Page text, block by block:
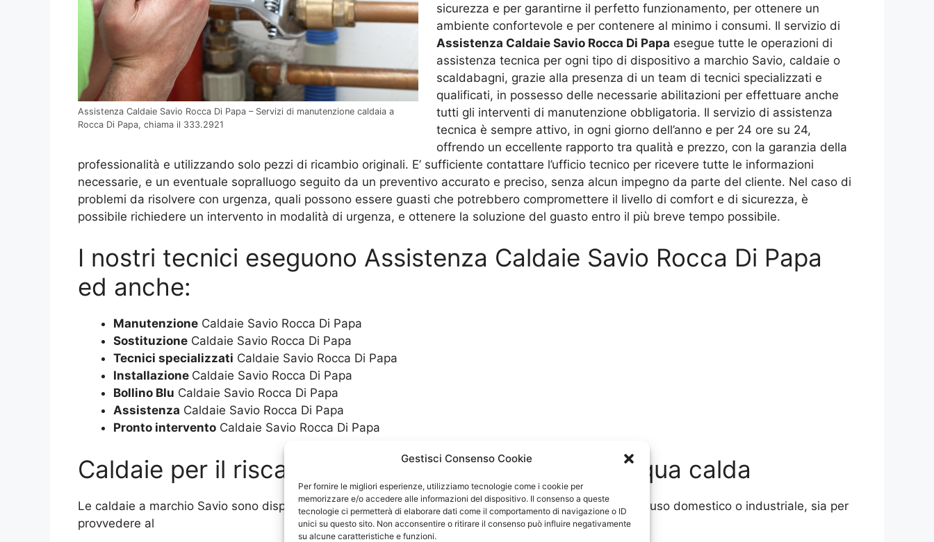
Gestisci Consenso Cookie
Per fornire le migliori esperienze, utilizziamo tecnologie come i cookie per
memorizzare e/o accedere alle informazioni del dispositivo. Il consenso a queste
tecnologie ci permetterà di elaborare dati come il comportamento di navigazione o ID
unici su questo sito. Non acconsentire o ritirare il consenso può influire negativamente
su alcune caratteristiche e funzioni.
Assistenza Caldaie Savio Rocca Di Papa – Servizi di manutenzione caldaia a
Rocca Di Papa, chiama il 333.2921
sicurezza e per garantirne il perfetto funzionamento, per ottenere un
ambiente confortevole e per contenere al minimo i consumi. Il servizio di
Assistenza Caldaie Savio Rocca Di Papa esegue tutte le operazioni di
assistenza tecnica per ogni tipo di dispositivo a marchio Savio, caldaie o
scaldabagni, grazie alla presenza di un team di tecnici specializzati e
qualificati, in possesso delle necessarie abilitazioni per effettuare anche
tutti gli interventi di manutenzione obbligatoria. Il servizio di assistenza
tecnica è sempre attivo, in ogni giorno dell’anno e per 24 ore su 24,
offrendo un eccellente rapporto tra qualità e prezzo, con la garanzia della
professionalità e utilizzando solo pezzi di ricambio originali. E’ sufficiente contattare l’ufficio tecnico per ricevere tutte le informazioni
necessarie, e un eventuale sopralluogo seguito da un preventivo accurato e preciso, senza alcun impegno da parte del cliente. Nel caso di
problemi da risolvere con urgenza, quali possono essere guasti che potrebbero compromettere il livello di comfort e di sicurezza, è
possibile richiedere un intervento in modalità di urgenza, e ottenere la soluzione del guasto entro il più breve tempo possibile.
I nostri tecnici eseguono Assistenza Caldaie Savio Rocca Di Papa
ed anche:
Manutenzione Caldaie Savio Rocca Di Papa
Sostituzione Caldaie Savio Rocca Di Papa
Tecnici specializzati Caldaie Savio Rocca Di Papa
Installazione Caldaie Savio Rocca Di Papa
Bollino Blu Caldaie Savio Rocca Di Papa
Assistenza Caldaie Savio Rocca Di Papa
Pronto intervento Caldaie Savio Rocca Di Papa
Caldaie per il riscaldamento e la produzione di acqua calda
Le caldaie a marchio Savio sono disponibili in diversi modelli, sia per la produzione di acqua calda per uso domestico o industriale, sia per
provvedere al